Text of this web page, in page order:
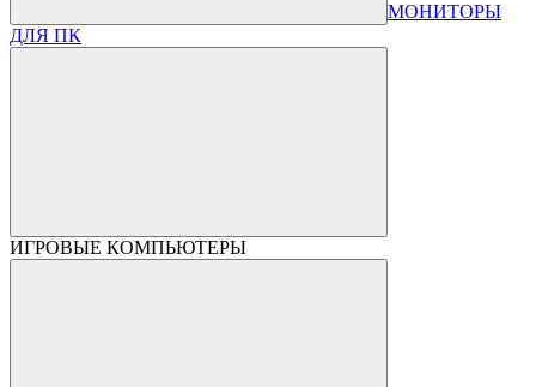
МОНИТОРЫ
ДЛЯ ПК
ИГРОВЫЕ КОМПЬЮТЕРЫ